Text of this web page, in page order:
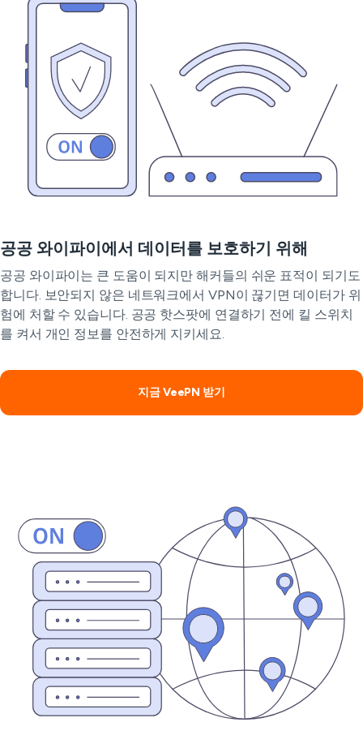
공공 와이파이에서 데이터를 보호하기 위해
공공 와이파이는 큰 도움이 되지만 해커들의 쉬운 표적이 되기도
합니다. 보안되지 않은 네트워크에서 VPN이 끊기면 데이터가 위
험에 처할 수 있습니다. 공공 핫스팟에 연결하기 전에 킬 스위치
를 켜서 개인 정보를 안전하게 지키세요.
지금 VeePN 받기